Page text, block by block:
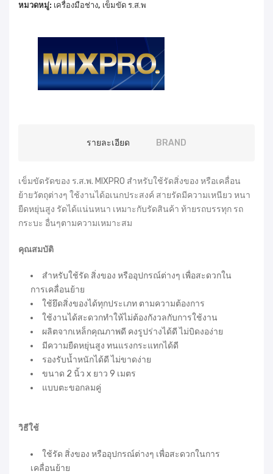
หมวดหมู่: เครื่องมือช่าง, เข็มขัด ร.ส.พ
รายละเอียด BRAND
เข็มขัดรัดของ ร.ส.พ. MIXPRO สำหรับใช้รัดสิ่งของ หรือเคลื่อน
ย้ายวัตถุต่างๆ ใช้งานได้อเนกประสงค์ สายรัดมีความเหนียว หนา
ยืดหยุ่นสูง รัดได้แน่นหนา เหมาะกับรัดสินค้า ท้ายรถบรรทุก รถ
กระบะ อื่นๆตามความเหมาะสม
คุณสมบัติ
สำหรับใช้รัด สิ่งของ หรืออุปกรณ์ต่างๆ เพื่อสะดวกใน
การเคลื่อนย้าย
ใช้ยึดสิ่งของได้ทุกประเภท ตามความต้องการ
ใช้งานได้สะดวกทำให้ไม่ต้องกังวลกับการใช้งาน
ผลิตจากเหล็กคุณภาพดี คงรูปร่างได้ดี ไม่บิดงอง่าย
มีความยืดหยุ่นสูง ทนแรงกระแทกได้ดี
รองรับน้ำหนักได้ดี ไม่ขาดง่าย
ขนาด 2 นิ้ว x ยาว 9 เมตร
แบบตะขอกลมคู่
วิธีใช้
ใช้รัด สิ่งของ หรืออุปกรณ์ต่างๆ เพื่อสะดวกในการ
เคลื่อนย้าย